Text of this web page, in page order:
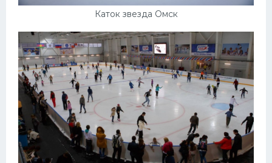
Каток звезда Омск